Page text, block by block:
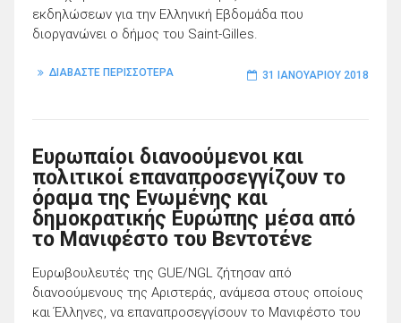
εκδηλώσεων για την Ελληνική Εβδομάδα που
διοργανώνει ο δήμος του Saint-Gilles.
ΔΙΑΒΑΣΤΕ ΠΕΡΙΣΣΟΤΕΡΑ 31 ΙΑΝΟΥΑΡΊΟΥ 2018
Ευρωπαίοι διανοούμενοι και
πολιτικοί επαναπροσεγγίζουν το
όραμα της Ενωμένης και
δημοκρατικής Ευρώπης μέσα από
το Μανιφέστο του Βεντοτένε
Ευρωβουλευτές της GUE/NGL ζήτησαν από
διανοούμενους της Αριστεράς, ανάμεσα στους οποίους
και Έλληνες, να επαναπροσεγγίσουν το Μανιφέστο του